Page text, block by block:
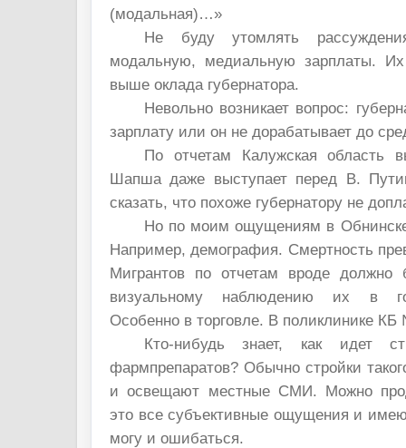
(модальная)…»
Не буду утомлять
модальную, медиальную зарплаты.
выше оклада губернатора.
Невольно возникает вопрос:
зарплату или он не дорабатывает до
По отчетам Калужская область
Шапша даже выступает перед В.
сказать, что похоже губернатору не
Но по моим ощущениям в
Например, демография. Смертность
Мигрантов по отчетам вроде
визуальному наблюдению их в
Особенно в торговле. В поликлинике
Кто-нибудь знает, как идет
фармпрепаратов? Обычно стройки
и освещают местные СМИ. Можно
это все субъективные ощущения и
могу и ошибаться.